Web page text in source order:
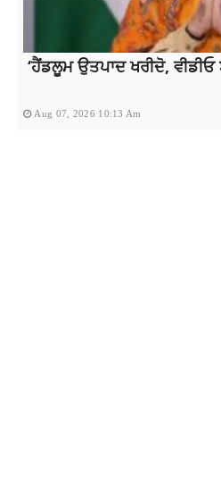
‘ਹੈਂਡਲੂਮ ਉਤਪਾਦ ਖਰੀਦੋ,
Aug 07, 2026 10:13 Am